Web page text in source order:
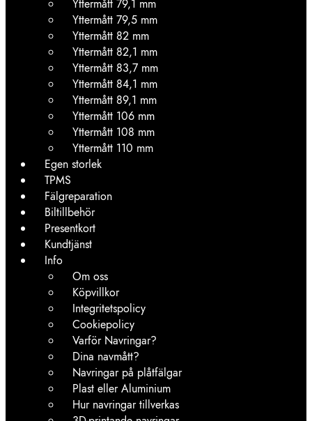
Yttermått 79,1 mm
Yttermått 79,5 mm
Yttermått 82 mm
Yttermått 82,1 mm
Yttermått 83,7 mm
Yttermått 84,1 mm
Yttermått 89,1 mm
Yttermått 106 mm
Yttermått 108 mm
Yttermått 110 mm
Egen storlek
TPMS
Fälgreparation
Biltillbehör
Presentkort
Kundtjänst
Info
Om oss
Köpvillkor
Integritetspolicy
Cookiepolicy
Varför Navringar?
Dina navmått?
Navringar på plåtfälgar
Plast eller Aluminium
Hur navringar tillverkas